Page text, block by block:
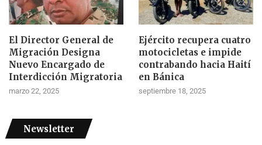
El Director General de
Migración Designa
Nuevo Encargado de
Interdicción Migratoria
marzo 22, 2025
Ejército recupera cuatro
motocicletas e impide
contrabando hacia Haití
en Bánica
septiembre 18, 2025
Newsletter